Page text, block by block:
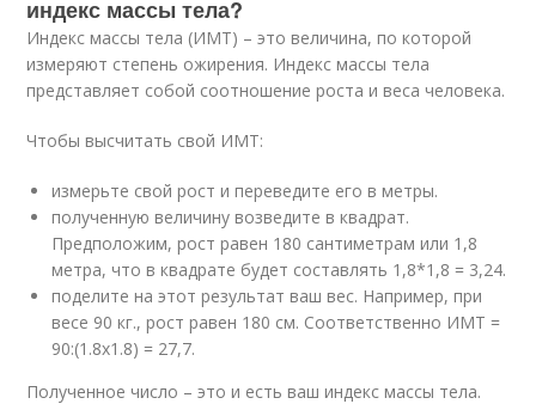
индекс массы тела?
Индекс массы тела (ИМТ) – это величина, по которой
измеряют степень ожирения. Индекс массы тела
представляет собой соотношение роста и веса человека.
Чтобы высчитать свой ИМТ:
измерьте свой рост и переведите его в метры.
полученную величину возведите в квадрат.
Предположим, рост равен 180 сантиметрам или 1,8
метра, что в квадрате будет составлять 1,8*1,8 = 3,24.
поделите на этот результат ваш вес. Например, при
весе 90 кг., рост равен 180 см. Соответственно ИМТ =
90:(1.8х1.8) = 27,7.
Полученное число – это и есть ваш индекс массы тела.